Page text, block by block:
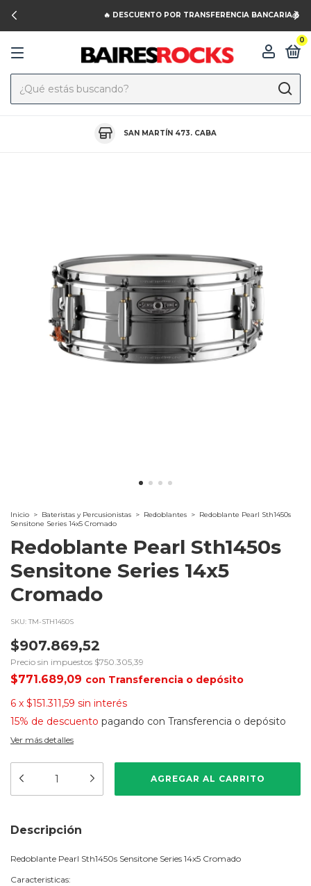
🔥 DESCUENTO POR TRANSFERENCIA BANCARIA💰
0
SAN MARTÍN 473. CABA
Inicio > Bateristas y Percusionistas > Redoblantes > Redoblante Pearl Sth1450s
Sensitone Series 14x5 Cromado
Redoblante Pearl Sth1450s
Sensitone Series 14x5
Cromado
SKU:TM-STH1450S
$907.869,52
Precio sin impuestos $750.305,39
$771.689,09 con Transferencia o depósito
6 x $151.311,59 sin interés
15% de descuento pagando con Transferencia o depósito
Ver más detalles
Descripción
Redoblante Pearl Sth1450s Sensitone Series 14x5 Cromado
Caracteristicas: